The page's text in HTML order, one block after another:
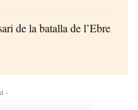
de la batalla de l’Ebre
-